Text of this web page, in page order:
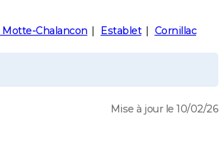
Motte-Chalancon Establet Cornillac
Mise à jour le 10/02/26